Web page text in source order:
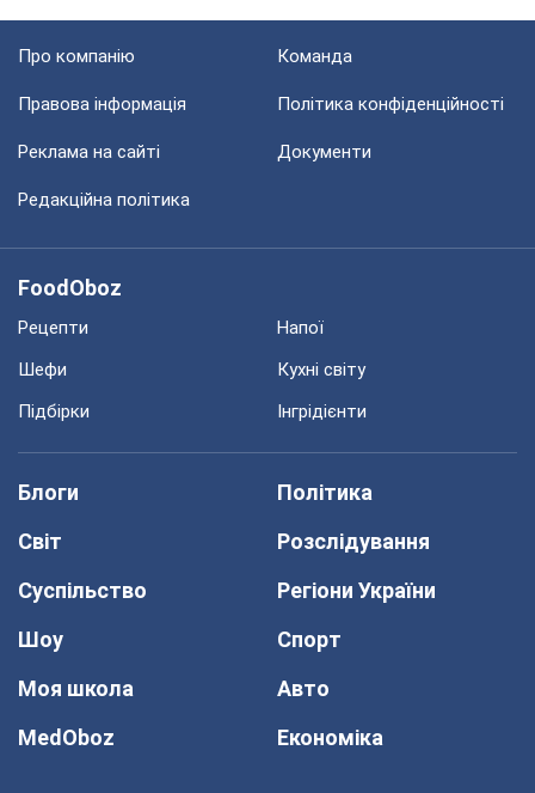
Про компанію Команда
Правова інформація Політика конфіденційності
Реклама на сайті Документи
Редакційна політика
FoodOboz
Рецепти
Напої
Шефи
Кухні світу
Підбірки
Інгрідієнти
Блоги
Політика
Світ
Розслідування
Суспільство
Регіони України
Шоу
Спорт
Моя школа
Авто
MedOboz
Економіка